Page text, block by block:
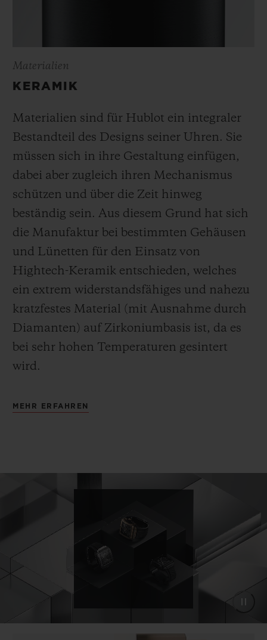
Materialien
KERAMIK
Materialien sind für Hublot ein integraler
Bestandteil des Designs seiner Uhren. Sie
müssen sich in ihre Gestaltung einfügen,
dabei aber zugleich ihren Mechanismus
schützen und über die Zeit hinweg
beständig sein. Aus diesem Grund hat sich
die Manufaktur bei bestimmten Gehäusen
und Lünetten für den Einsatz von
Hightech-Keramik entschieden, welches
ein extrem widerstandsfähiges und nahezu
kratzfestes Material (mit Ausnahme durch
Diamanten) auf Zirkoniumbasis ist, da es
bei sehr hohen Temperaturen gesintert
wird.
MEHR ERFAHREN